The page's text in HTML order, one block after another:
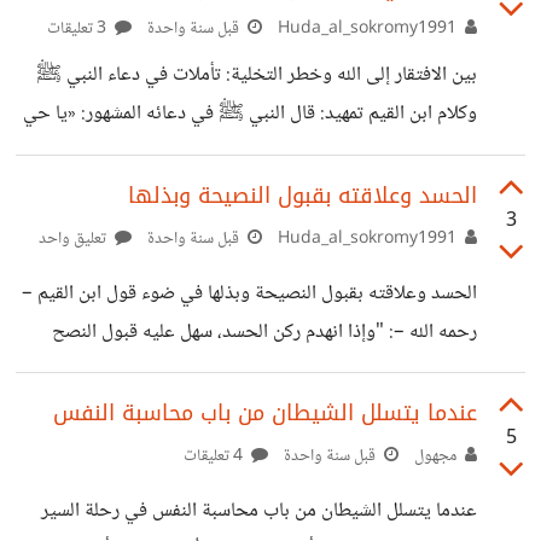
الصواب دون تحكيم عقلك في أمورٍ ليست صنيعتك؛ يعني لست
المشرف عليها، وإنما هناك من يديرها، وهو مديرك، فهو يريدها
قبل سنة واحدة
بين الافتقار إلى الله وخطر التخلية: تأملات في دعاء النبي ﷺ
وكلام ابن القيم تمهيد: قال النبي ﷺ في دعائه المشهور: «يا حي
يا قيُّوم، برحمتِك أستغيث. أصلح لي شأني كلَّه، ولا تكلني إلى
نفسي طرفة عين» (رواه أبو داود وحسنه الألباني) وقال الإمام
ابن القيم – رحمه الله –: "كيف يسلم من له زوجة لا ترحمه، وولد
وعدو لا ينام عن معاداته، ونفس أمّارة بالسوء، ودنيا متزينة،
وهوى
3
الحسد وعلاقته بقبول النصيحة وبذلها
قبل سنة واحدة تعليق واحد
الحسد وعلاقته بقبول النصيحة وبذلها في ضوء قول ابن القيم –
رحمه الله –: "وإذا انهدم ركن الحسد، سهل عليه قبول النصح
وبذله." (الفوائد، ص 44) أولًا: ما هو الحسد؟ الحسد هو: تمني
زوال النعمة عن الغير، سواء تمنيتَ أن تنتقل إليك أو لا. وهو في
جوهره اعتراضٌ باطني على قسمة الله، وسوء أدب مع الحكيم
فَضۡلِهِۦ } [النساء: 54] ثانيًا: علاقة الحسد بقبول النصيحة 1.
5
عندما يتسلل الشيطان من باب محاسبة النفس
مجهول قبل سنة واحدة
عندما يتسلل الشيطان من باب محاسبة النفس في رحلة السير